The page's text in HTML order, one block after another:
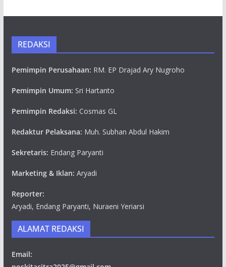
REDAKSI
Pemimpin Perusahaan: RM. EP Drajad Ary Nugroho
Pemimpin Umum: Sri Hartanto
Pemimpin Redaksi: Cosmas GL
Redaktur Pelaksana: Muh. Subhan Abdul Hakim
Sekretaris: Endang Paryanti
Marketing & Iklan: Aryadi
Reporter:
Aryadi, Endang Paryanti, Nuraeni Yeriarsi
ALAMAT REDAKSI
Email: